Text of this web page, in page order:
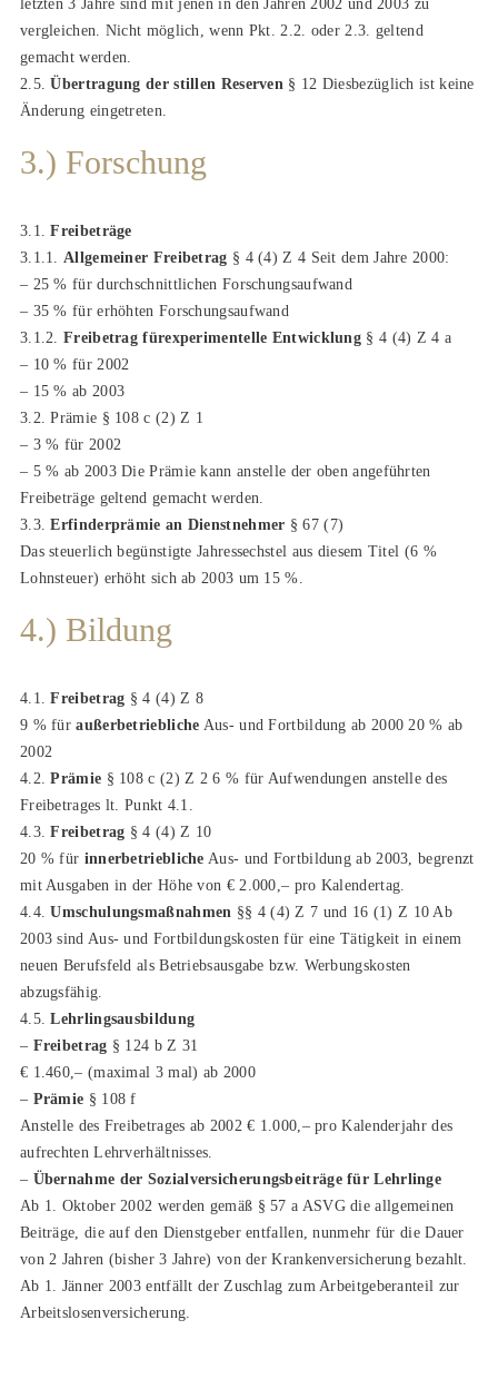
letzten 3 Jahre sind mit jenen in den Jahren 2002 und 2003 zu
vergleichen. Nicht möglich, wenn Pkt. 2.2. oder 2.3. geltend
gemacht werden.
2.5.Übertragung der stillen Reserven § 12 Diesbezüglich ist keine
Änderung eingetreten.
3.) Forschung
3.1.Freibeträge
3.1.1. Allgemeiner Freibetrag § 4 (4) Z 4 Seit dem Jahre 2000:
– 25 % für durchschnittlichen Forschungsaufwand
– 35 % für erhöhten Forschungsaufwand
3.1.2.Freibetrag fürexperimentelle Entwicklung § 4 (4) Z 4 a
– 10 % für 2002
– 15 % ab 2003
3.2. Prämie § 108 c (2) Z 1
– 3 % für 2002
– 5 % ab 2003 Die Prämie kann anstelle der oben angeführten
Freibeträge geltend gemacht werden.
3.3.Erfinderprämie an Dienstnehmer § 67 (7)
Das steuerlich begünstigte Jahressechstel aus diesem Titel (6 %
Lohnsteuer) erhöht sich ab 2003 um 15 %.
4.) Bildung
4.1.Freibetrag § 4 (4) Z 8
9 % füraußerbetriebliche Aus- und Fortbildung ab 2000 20 % ab
2002
4.2.Prämie § 108 c (2) Z 2 6 % für Aufwendungen anstelle des
Freibetrages lt. Punkt 4.1.
4.3.Freibetrag § 4 (4) Z 10
20 % für innerbetriebliche Aus- und Fortbildung ab 2003, begrenzt
mit Ausgaben in der Höhe von € 2.000,– pro Kalendertag.
4.4.Umschulungsmaßnahmen §§ 4 (4) Z 7 und 16 (1) Z 10 Ab
2003 sind Aus- und Fortbildungskosten für eine Tätigkeit in einem
neuen Berufsfeld als Betriebsausgabe bzw. Werbungskosten
abzugsfähig.
4.5.Lehrlingsausbildung
– Freibetrag § 124 b Z 31
€ 1.460,– (maximal 3 mal) ab 2000
– Prämie § 108 f
Anstelle des Freibetrages ab 2002 € 1.000,– pro Kalenderjahr des
aufrechten Lehrverhältnisses.
– Übernahme der Sozialversicherungsbeiträge für Lehrlinge
Ab 1. Oktober 2002 werden gemäß § 57 a ASVG die allgemeinen
Beiträge, die auf den Dienstgeber entfallen, nunmehr für die Dauer
von 2 Jahren (bisher 3 Jahre) von der Krankenversicherung bezahlt.
Ab 1. Jänner 2003 entfällt der Zuschlag zum Arbeitgeberanteil zur
Arbeitslosenversicherung.